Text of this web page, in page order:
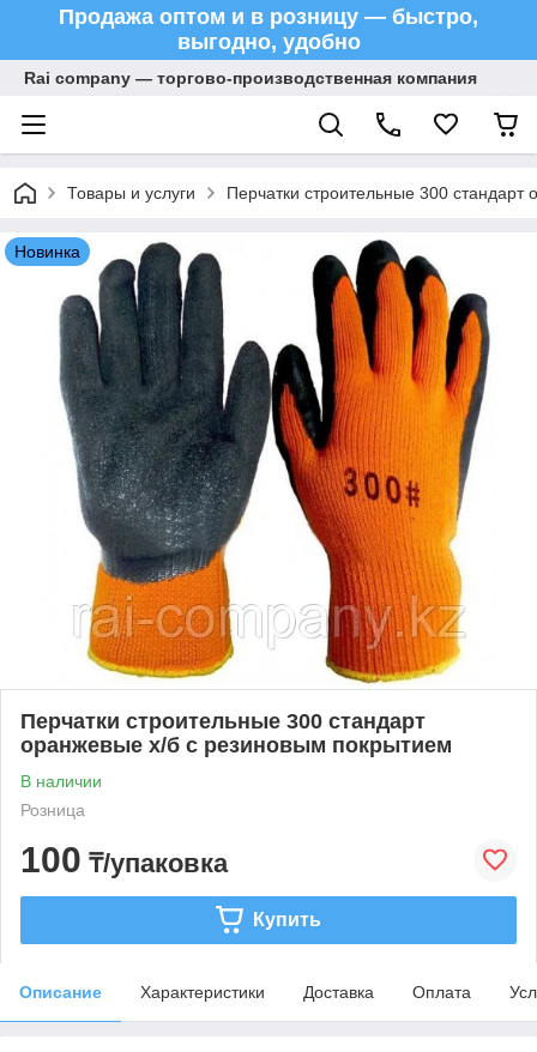
Продажа оптом и в розницу — быстро,
выгодно, удобно
Rai company — торгово-производственная компания
Товары и услуги Перчатки строительные 300
Новинка
Перчатки строительные 300 стандарт
оранжевые х/б с резиновым покрытием
В наличии
Розница
100 ₸/упаковка
Купить
Описание Характеристики Доставка Оплата